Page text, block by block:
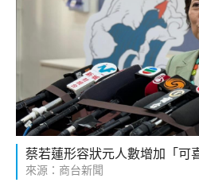
蔡若蓮形容狀元人數增加「
來源：商台新聞